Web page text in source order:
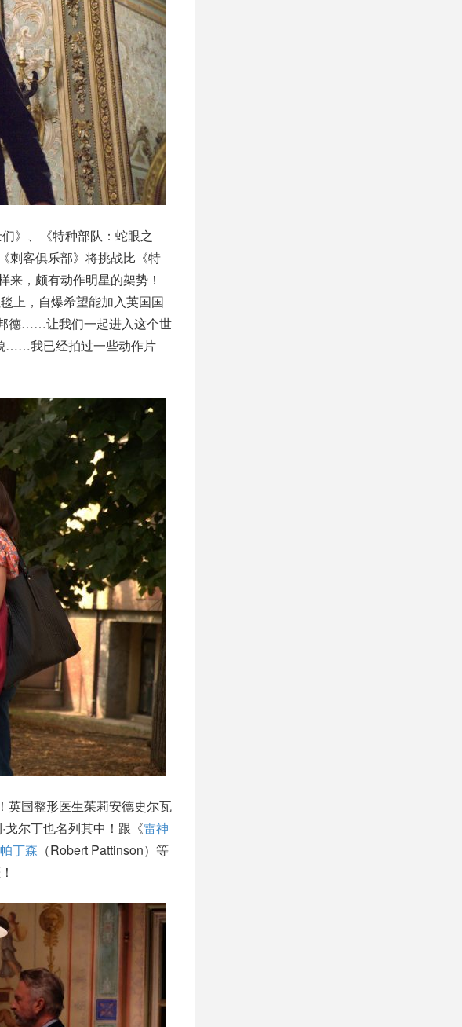
》、《特种部队：蛇眼之
刺客俱乐部》将挑战比《特
，颇有动作明星的架势！
上，自爆希望能加入英国国
邦德……让我们一起进入这个世
……我已经拍过一些动作片
英国整形医生茱莉安德史尔瓦
戈尔丁也名列其中！跟《雷神
丁森 （Robert Pattinson）等